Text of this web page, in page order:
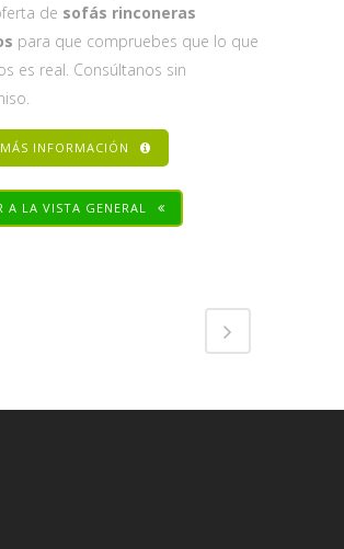
de sofás rinconeras
para que compruebes que lo que
es real. Consúltanos sin
INFORMACIÓN
A LA VISTA GENERAL